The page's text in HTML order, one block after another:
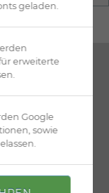
geladen.
erweiterte
Google
sowie